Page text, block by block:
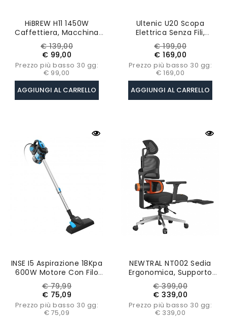
HiBREW H11 1450W
Caffettiera, Macchina
Per Caffè Espresso
Semiautomatica A 19 Bar,
Polvere ESE POD Doppio
Uso, Acqua Calda
Prezzo
base
€ 139,00Prezzo
€ 99,00
Prezzo più basso 30 gg:
€ 99,00
AGGIUNGI AL CARRELLO
Ultenic U20 Scopa
Elettrica Senza Fili,
Potenza Di Aspirazione
55KPa, Autonomia Fino A
60 Minuti, Tubo
Pieghevole
Prezzo
base
€ 199,00Prezzo
€ 169,00
Prezzo più basso 30 gg:
€ 169,00
AGGIUNGI AL CARRELLO
INSE I5 Aspirazione 18Kpa
600W Motore Con Filo
Aspirapolvere Portatile 1L
Coppa Polvere – Blu
Prezzo
base
€ 79,99Prezzo
€ 75,09
Prezzo più basso 30 gg:
€ 75,09
NEWTRAL NT002 Sedia
Ergonomica, Supporto
Lombare Adattivo,
Bracciolo Regolabile,
Poggiapiedi
Prezzo
base
€ 399,00Prezzo
€ 339,00
Prezzo più basso 30 gg:
€ 339,00